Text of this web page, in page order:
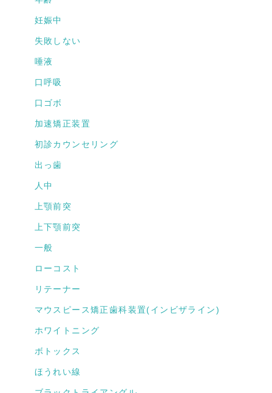
妊娠中
失敗しない
唾液
口呼吸
口ゴボ
加速矯正装置
初診カウンセリング
出っ歯
人中
上顎前突
上下顎前突
一般
ローコスト
リテーナー
マウスピース矯正歯科装置(インビザライン)
ホワイトニング
ボトックス
ほうれい線